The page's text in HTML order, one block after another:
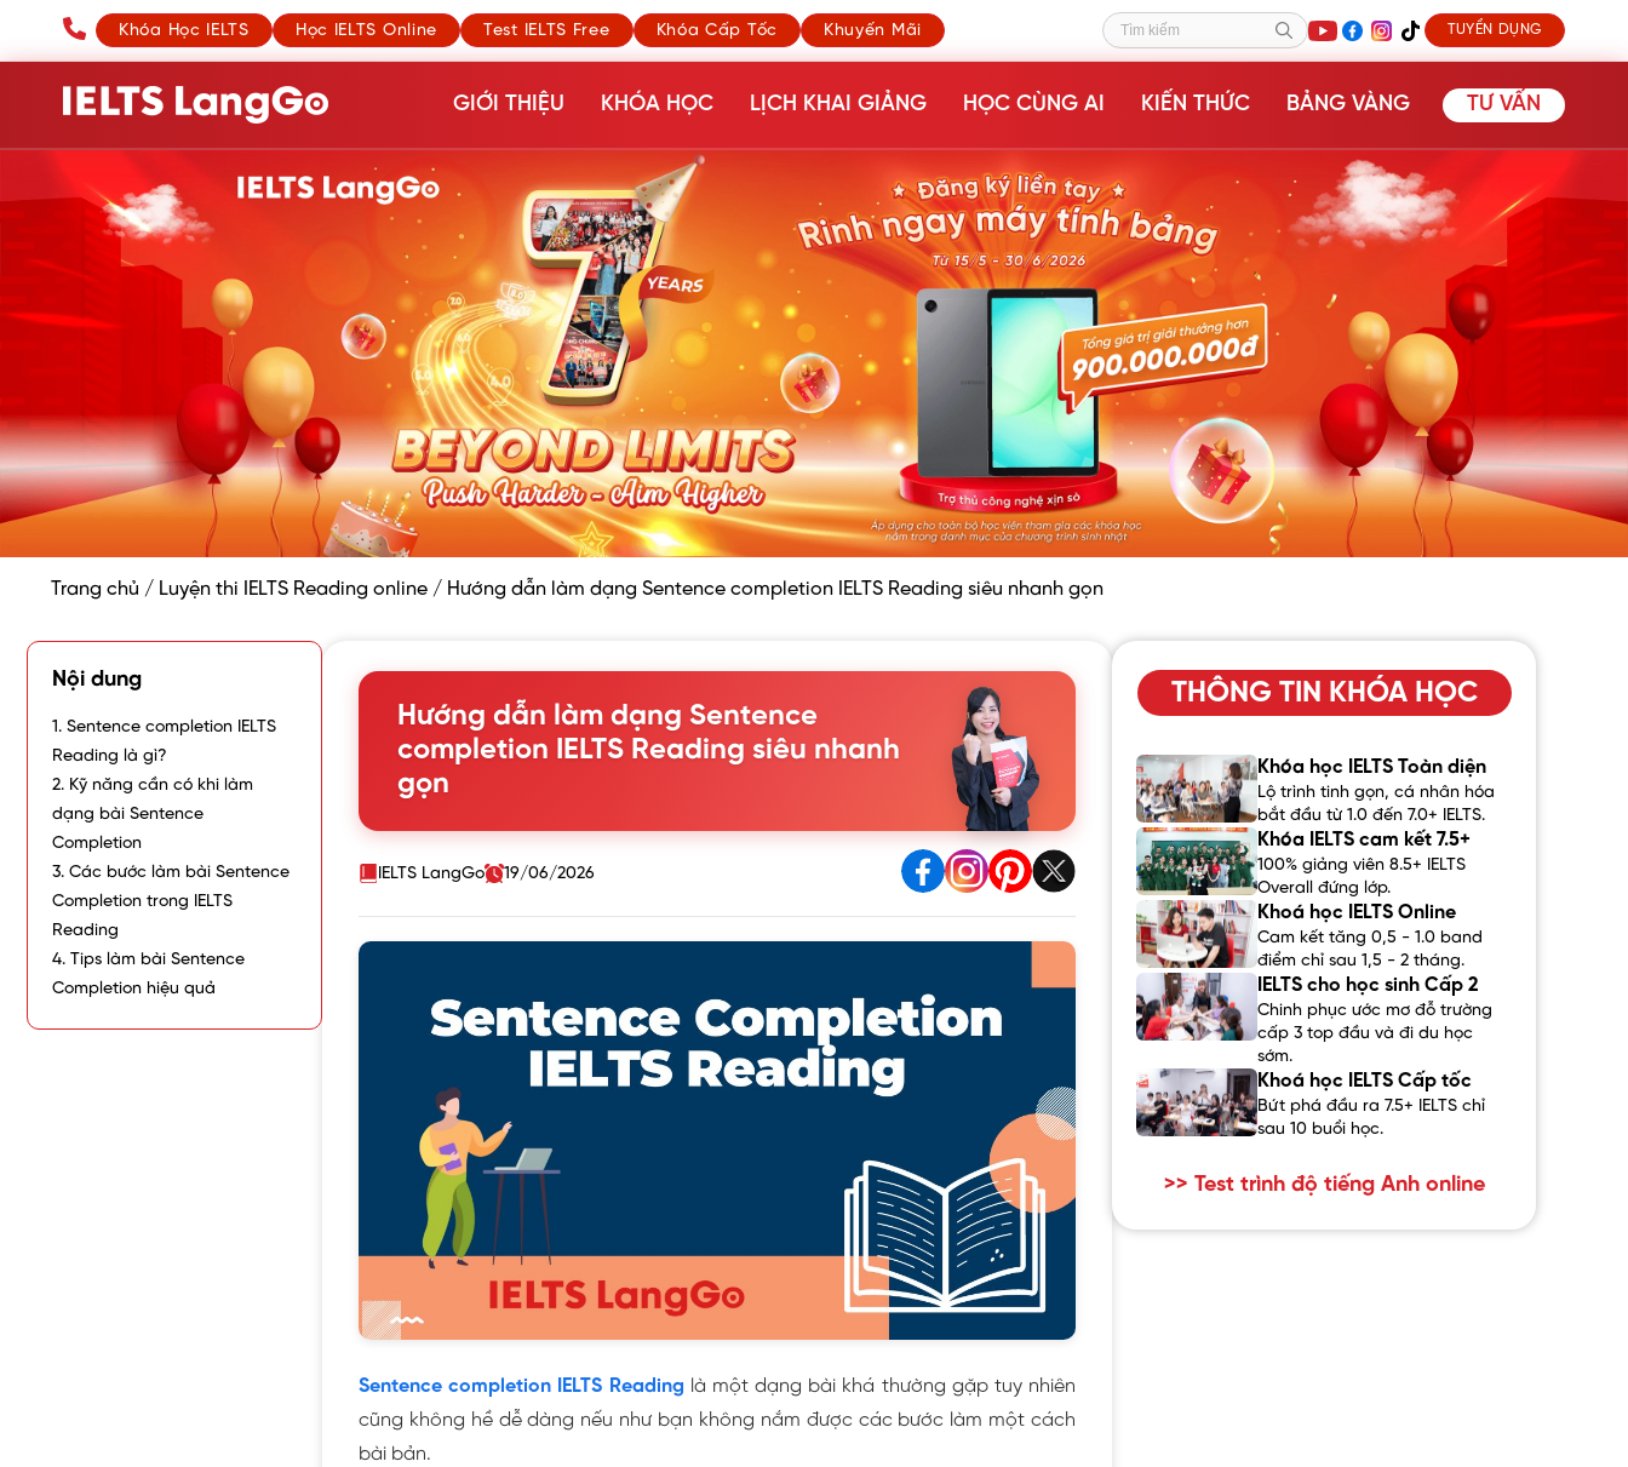
Khóa Học IELTS Học IELTS Online Test IELTS Free Khóa Cấp Tốc Khuyến Mãi Tìm kiếm TUYỂN DỤNG
GIỚI THIỆU KHÓA HỌC LỊCH KHAI GIẢNG HỌC CÙNG AI KIẾN THỨC BẢNG VÀNG TƯ VẤN
Trang chủ / Luyện thi IELTS Reading online / Hướng dẫn làm dạng Sentence completion IELTS Reading siêu nhanh gọn
Nội dung
1. Sentence completion IELTS
Reading là gì?
2. Kỹ năng cần có khi làm
dạng bài Sentence
Completion
3. Các bước làm bài Sentence
Completion trong IELTS
Reading
4. Tips làm bài Sentence
Completion hiệu quả
Hướng dẫn làm dạng Sentence
completion IELTS Reading siêu nhanh
gọn
IELTS LangGo 19/06/2026
Sentence completion IELTS Reading là một dạng bài khá thường gặp tuy nhiên
cũng không hề dễ dàng nếu như bạn không nắm được các bước làm một cách
bài bản.
THÔNG TIN KHÓA HỌC
Khóa học IELTS Toàn diện
Lộ trình tinh gọn, cá nhân hóa
bắt đầu từ 1.0 đến 7.0+ IELTS.
Khóa IELTS cam kết 7.5+
100% giảng viên 8.5+ IELTS
Overall đứng lớp.
Khoá học IELTS Online
Cam kết tăng 0,5 - 1.0 band
điểm chỉ sau 1,5 - 2 tháng.
IELTS cho học sinh Cấp 2
Chinh phục ước mơ đỗ trường
cấp 3 top đầu và đi du học
sớm.
Khoá học IELTS Cấp tốc
Bứt phá đầu ra 7.5+ IELTS chỉ
sau 10 buổi học.
>> Test trình độ tiếng Anh online